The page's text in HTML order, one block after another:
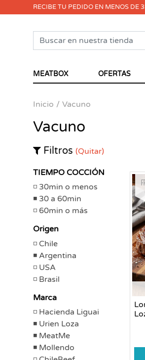
RECIBE TU PEDIDO EN MENOS DE
MEATBOX OFERTAS
Inicio Vacuno
Vacuno
Filtros (Quitar)
TIEMPO COCCIÓN
30min o menos
30 a 60min
60min o más
Origen
Chile
Argentina
USA
Brasil
Marca
Hacienda Liguai
Urien Loza
MeatMe
Mollendo